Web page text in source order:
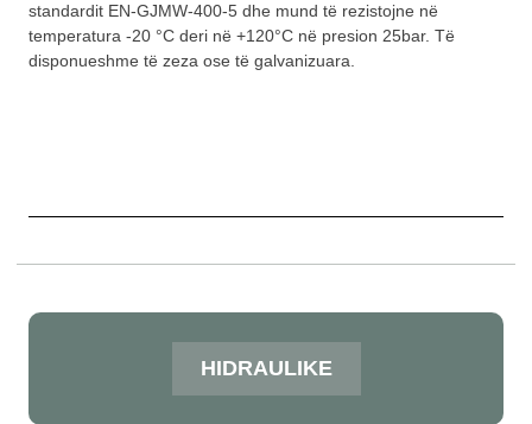
standardit EN-GJMW-400-5 dhe mund të rezistojne në
temperatura -20 °C deri në +120°C në presion 25bar. Të
disponueshme të zeza ose të galvanizuara.
HIDRAULIKE